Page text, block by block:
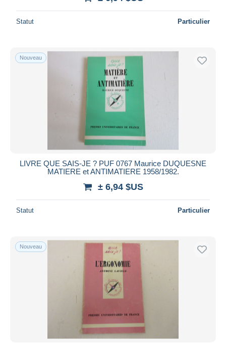
Statut Particulier
Nouveau
LIVRE QUE SAIS-JE ? PUF 0767 Maurice DUQUESNE
MATIERE et ANTIMATIERE 1958/1982.
± 6,94 $US
Statut Particulier
Nouveau